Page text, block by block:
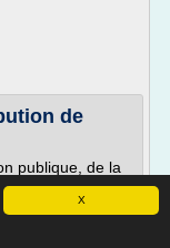
X
de
publique, de la
Monsieur le
de
aux